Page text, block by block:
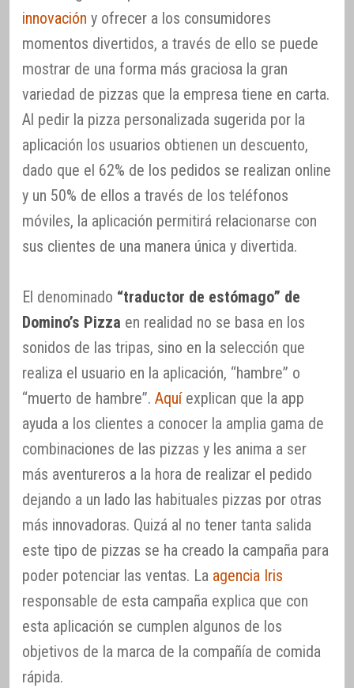
innovación y ofrecer a los consumidores
momentos divertidos, a través de ello se puede
mostrar de una forma más graciosa la gran
variedad de pizzas que la empresa tiene en carta.
Al pedir la pizza personalizada sugerida por la
aplicación los usuarios obtienen un descuento,
dado que el 62% de los pedidos se realizan online
y un 50% de ellos a través de los teléfonos
móviles, la aplicación permitirá relacionarse con
sus clientes de una manera única y divertida.
El denominado “traductor de estómago” de
Domino’s Pizza en realidad no se basa en los
sonidos de las tripas, sino en la selección que
realiza el usuario en la aplicación, “hambre” o
“muerto de hambre”. Aquíexplican que la app
ayuda a los clientes a conocer la amplia gama de
combinaciones de las pizzas y les anima a ser
más aventureros a la hora de realizar el pedido
dejando a un lado las habituales pizzas por otras
más innovadoras. Quizá al no tener tanta salida
este tipo de pizzas se ha creado la campaña para
poder potenciar las ventas. La agencia Iris
responsable de esta campaña explica que con
esta aplicación se cumplen algunos de los
objetivos de la marca de la compañía de comida
rápida.